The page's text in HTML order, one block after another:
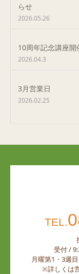
らせ
2026.05.26
10周年記念講座開
2026.04.3
3月営業日
2026.02.25
TEL.
受付 /
月曜第1・3週
※詳しくは